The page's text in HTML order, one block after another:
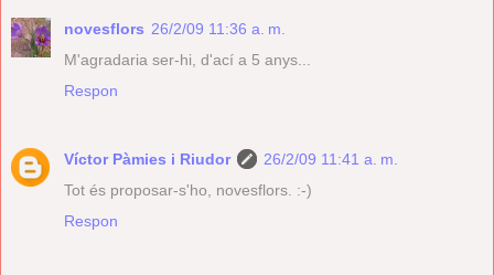
novesflors 26/2/09 11:36 a. m.
M'agradaria ser-hi, d'ací a 5 anys...
Respon
Víctor Pàmies i Riudor
26/2/09 11:41 a. m.
Tot és proposar-s'ho, novesflors. :-)
Respon